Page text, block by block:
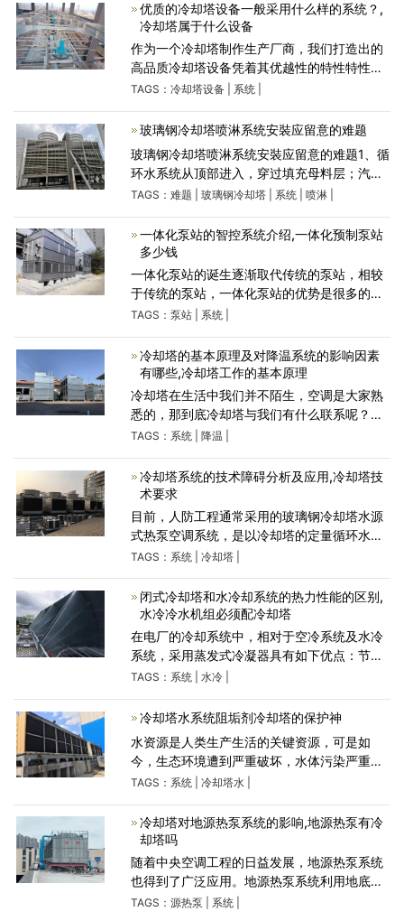
优质的冷却塔设备一般采用什么样的系统？,
冷却塔属于什么设备
作为一个冷却塔制作生产厂商，我们打造出的
高品质冷却塔设备凭着其优越性的特性特性而
深受广泛的新老用户的喜爱及青睐，更多的有
小编来为您介绍
TAGS： 冷却塔设备| 系统|
玻璃钢冷却塔喷淋系统安裝应留意的难题
玻璃钢冷却塔喷淋系统安裝应留意的难题1、循
环水系统从顶部进入，穿过填充母料层；汽体
从一面或两侧进入，诱导风机使汽体横着越过
配水系统：优势：低
TAGS： 难题 玻璃钢冷却塔| 系统| 喷淋|
一体化泵站的智控系统介绍,一体化预制泵站
多少钱
一体化泵站的诞生逐渐取代传统的泵站，相较
于传统的泵站，一体化泵站的优势是很多的，
今天我们就一体化泵站的智控系统来做一下介
城市建设直接影
TAGS： 泵站| 系统|
冷却塔的基本原理及对降温系统的影响因素
有哪些,冷却塔工作的基本原理
冷却塔在生活中我们并不陌生，空调是大家熟
悉的，那到底冷却塔与我们有什么联系呢？冷
却塔的工作原理又是怎样的呢?下面我们一起来
素有哪些？冷却塔
TAGS： 系统| 降温
冷却塔系统的技术障碍分析及应用,冷却塔技
术要求
目前，人防工程通常采用的玻璃钢冷却塔水源
式热泵空调系统，是以冷却塔的定量循环水为
中间介质，与室外空气进行热交换，通过热泵
量，用于人防工程的防潮
TAGS： 系统| 冷却塔|
闭式冷却塔和水冷却系统的热力性能的区别,
水冷冷水机组必须配冷却塔
在电厂的冷却系统中，相对于空冷系统及水冷
系统，采用蒸发式冷凝器具有如下优点：节约
能量。蒸发式冷凝器的传热量是空气湿球温度
的函数。因为湿球温
TAGS： 系统| 水冷|
冷却塔水系统阻垢剂冷却塔的保护神
水资源是人类生产生活的关键资源，可是如
今，生态环境遭到严重破坏，水体污染严重，
水资源的保护和水污染的治理成为现代社会关
垢和堵塞是冷水塔运行
TAGS： 系统| 冷却塔水
冷却塔对地源热泵系统的影响,地源热泵有冷
却塔吗
随着中央空调工程的日益发展，地源热泵系统
也得到了广泛应用。地源热泵系统利用地底能
源，在夏的时候把热能传入地下，当冬季来临
TAGS： 源热泵 系统|